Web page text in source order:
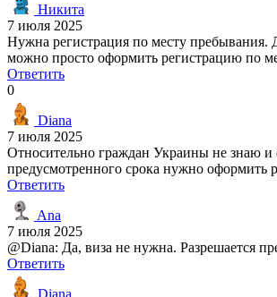
Никита
7 июля 2025
Нужна регистрация по месту
можно просто оформить регистрацию по
Ответить
0
Diana
7 июля 2025
Относительно граждан Украины не знаю и
предусмотренного срока нужно оформить
Ответить
Ana
7 июля 2025
@Diana: Да, виза не нужна. Разрешается
Ответить
Diana